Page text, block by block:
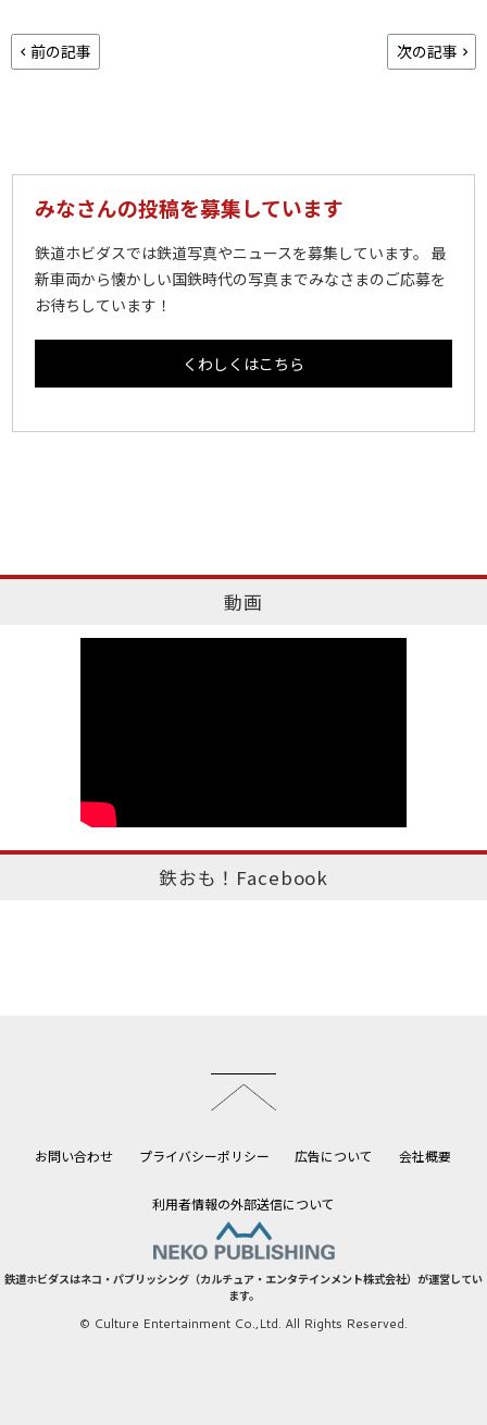
前の記事 次の記事
みなさんの投稿を募集しています
鉄道ホビダスでは鉄道写真やニュースを募集しています。 最
新車両から懐かしい国鉄時代の写真までみなさまのご応募を
お待ちしています！
くわしくはこちら
動画
鉄おも！Facebook
お問い合わせ プライバシーポリシー 広告について 会社概要
利用者情報の外部送信について
鉄道ホビダスはネコ・パブリッシング（カルチュア・エンタテインメント株式会社）が運営してい
ます。
© Culture Entertainment Co.,Ltd. All Rights Reserved.